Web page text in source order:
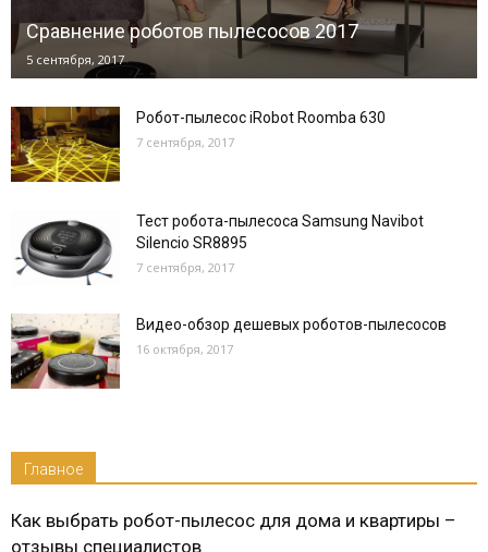
Сравнение роботов пылесосов 2017
5 сентября, 2017
Робот-пылесос iRobot Roomba 630
7 сентября, 2017
Тест робота-пылесоса Samsung Navibot
Silencio SR8895
7 сентября, 2017
Видео-обзор дешевых роботов-пылесосов
16 октября, 2017
Главное
Как выбрать робот-пылесос для дома и квартиры –
отзывы специалистов